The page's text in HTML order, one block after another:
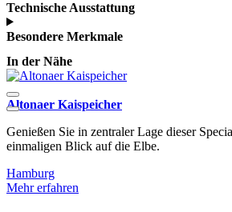
Technische Ausstattung
Besondere Merkmale
In der Nähe
Altonaer Kaispeicher
Genießen Sie in zentraler Lage dieser
einmaligen Blick auf die Elbe.
Hamburg
Mehr erfahren